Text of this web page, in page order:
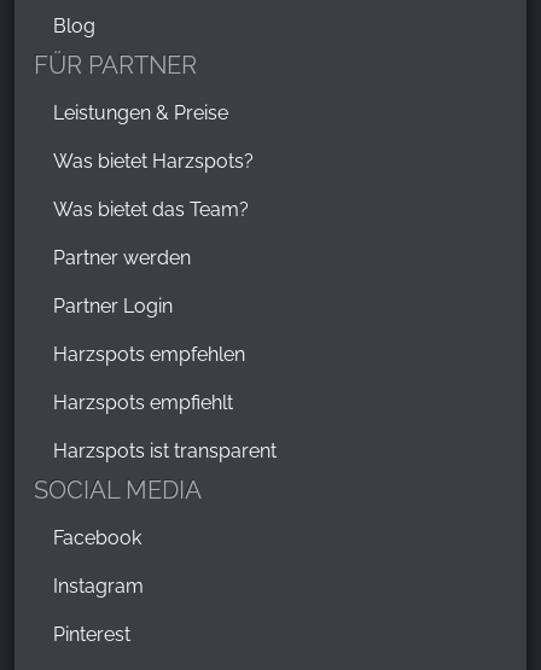
Blog
FÜR PARTNER
Leistungen & Preise
Was bietet Harzspots?
Was bietet das Team?
Partner werden
Partner Login
Harzspots empfehlen
Harzspots empfiehlt
Harzspots ist transparent
SOCIAL MEDIA
Facebook
Instagram
Pinterest